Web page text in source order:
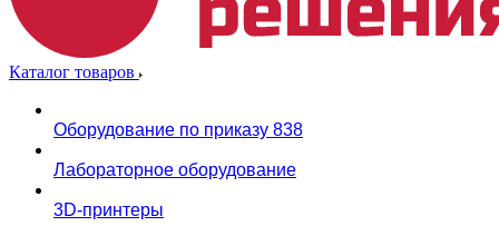
Каталог товаров
Оборудование по приказу 838
Лабораторное оборудование
3D-принтеры